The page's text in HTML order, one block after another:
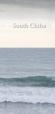
South Chiba